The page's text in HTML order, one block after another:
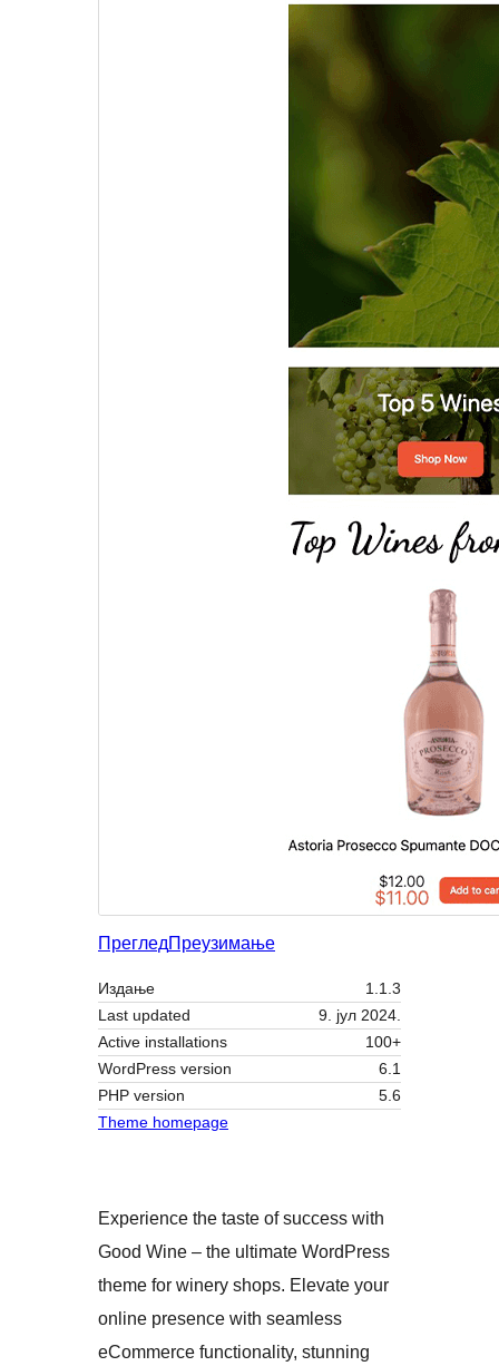
ПрегледПреузимање
Издање
1.1.3
Last updated
9. јул 2024.
Active installations
100+
WordPress version
6.1
PHP version
5.6
Theme homepage
Experience the taste of success with
Good Wine – the ultimate WordPress
theme for winery shops. Elevate your
online presence with seamless
eCommerce functionality, stunning